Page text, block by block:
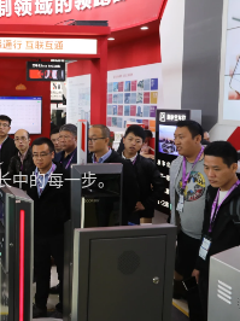
中的每一步。